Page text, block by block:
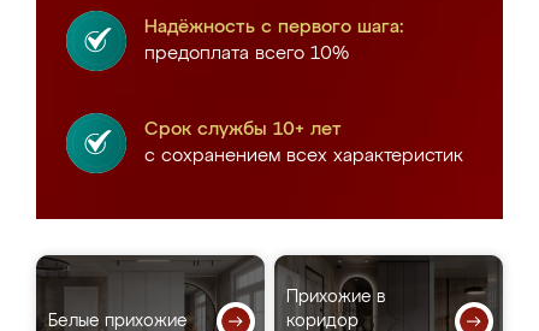
Надёжность с первого шага:
предоплата всего 10%
Срок службы 10+ лет
с сохранением всех характеристик
Белые прихожие
Прихожие в
коридор